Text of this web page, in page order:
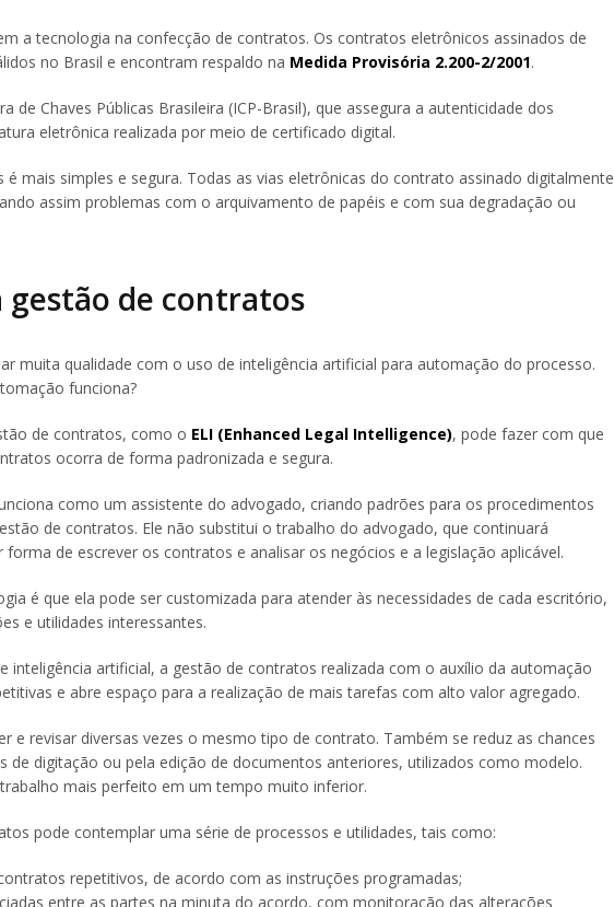
a tecnologia na confecção de contratos. Os contratos eletrônicos assinados de
no Brasil e encontram respaldo na Medida Provisória 2.200-2/2001.
de Chaves Públicas Brasileira (ICP-Brasil), que assegura a autenticidade dos
eletrônica realizada por meio de certificado digital.
mais simples e segura. Todas as vias eletrônicas do contrato assinado digitalmente
assim problemas com o arquivamento de papéis e com sua degradação ou
gestão de contratos
muita qualidade com o uso de inteligência artificial para automação do processo.
funciona?
de contratos, como o ELI (Enhanced Legal Intelligence), pode fazer com que
ocorra de forma padronizada e segura.
como um assistente do advogado, criando padrões para os procedimentos
de contratos. Ele não substitui o trabalho do advogado, que continuará
de escrever os contratos e analisar os negócios e a legislação aplicável.
é que ela pode ser customizada para atender às necessidades de cada escritório,
e utilidades interessantes.
inteligência artificial, a gestão de contratos realizada com o auxílio da automação
e abre espaço para a realização de mais tarefas com alto valor agregado.
e revisar diversas vezes o mesmo tipo de contrato. Também se reduz as chances
de digitação ou pela edição de documentos anteriores, utilizados como modelo.
mais perfeito em um tempo muito inferior.
pode contemplar uma série de processos e utilidades, tais como:
repetitivos, de acordo com as instruções programadas;
entre as partes na minuta do acordo, com monitoração das alterações